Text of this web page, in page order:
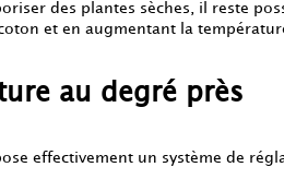
des plantes sèches, il reste
et en augmentant la
au degré près
effectivement un système de